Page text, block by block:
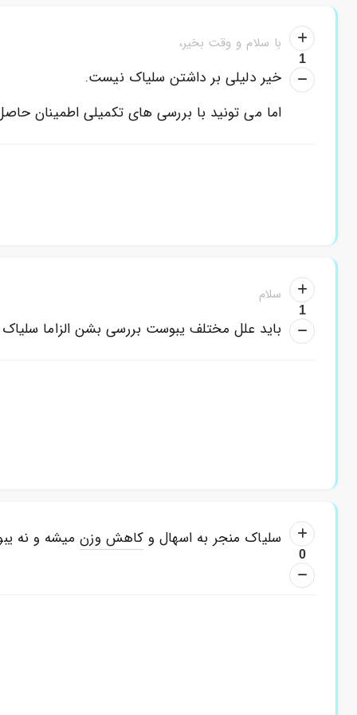
1
با سلام و وقت بخیر،
خیر دلیلی بر داشتن سلیاک نیست.
اما می تونید با بررسی های تکمیلی اطمینان
1
سلام
باید علل مختلف یبوست بررسی بشن الزاما
0
سلیاک منجر به اسهال و کاهش وزنمیشه و نه